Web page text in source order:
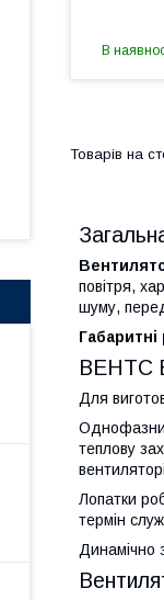
В
повітря,
шуму,
Габаритні
ВЕНТС
Для
теплову
Лопатки
термін
Динамічно